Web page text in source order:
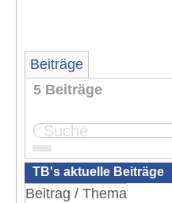
Beiträge
5 Beiträge
TB's aktuelle Beiträge
Beitrag / Thema